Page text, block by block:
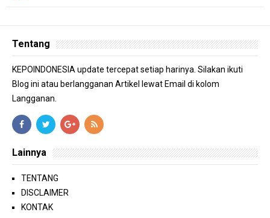
Tentang
KEPOINDONESIA update tercepat setiap harinya. Silakan ikuti
Blog ini atau berlangganan Artikel lewat Email di kolom
Langganan.
Lainnya
TENTANG
DISCLAIMER
KONTAK